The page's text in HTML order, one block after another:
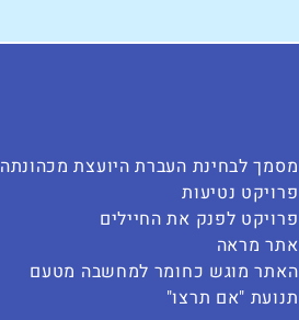
מסמך לבחינת העברת היועצת מכהונתה
פרויקט נטיעות
פרויקט לפנק את החיילים
אתר מראה
האתר מוגש כחומר למחשבה מטעם
תנועת "אם תרצו"